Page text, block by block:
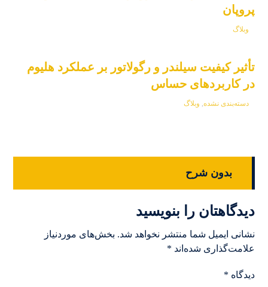
پروپان
وبلاگ
تأثیر کیفیت سیلندر و رگولاتور بر عملکرد هلیوم
در کاربردهای حساس
دسته‌بندی نشده, وبلاگ
بدون شرح
دیدگاهتان را بنویسید
نشانی ایمیل شما منتشر نخواهد شد. بخش‌های موردنیاز
علامت‌گذاری شده‌اند *
دیدگاه *